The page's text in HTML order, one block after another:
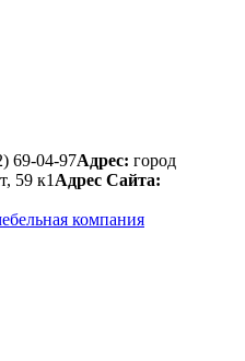
69-04-97Адрес: город
59 к1 Адрес Сайта:
компания